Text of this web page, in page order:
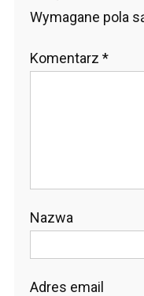
Wymagane pola
Komentarz *
Nazwa
Adres email